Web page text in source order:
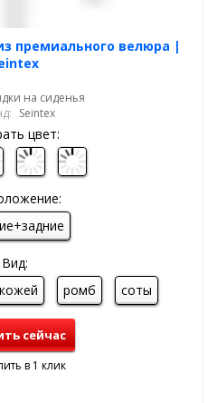
премиального велюра |
на сиденья
Seintex
цвет:
Вид:
ромб соты
сейчас
в 1 клик